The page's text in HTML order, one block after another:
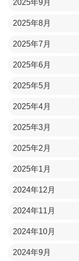
2025年9月
2025年8月
2025年7月
2025年6月
2025年5月
2025年4月
2025年3月
2025年2月
2025年1月
2024年12月
2024年11月
2024年10月
2024年9月